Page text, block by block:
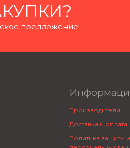
предложение!
Производители
Доставка и оплата
Политика защиты